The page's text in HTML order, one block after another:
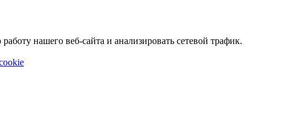
нашего веб-сайта и анализировать сетевой трафик.